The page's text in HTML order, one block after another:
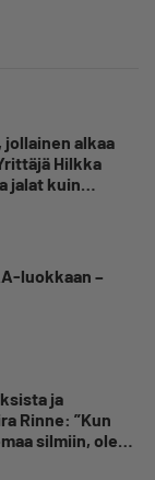
jollainen alkaa
Hilkka
jalat kuin
luokkaan –
ja
Rinne: ”Kun
silmiin, olen